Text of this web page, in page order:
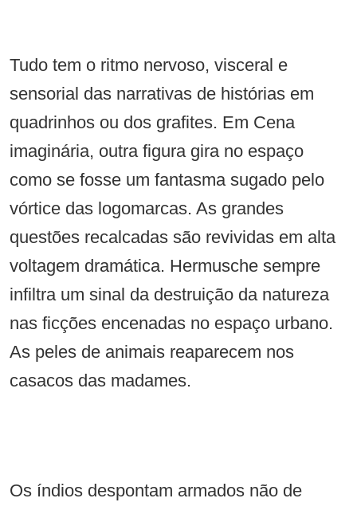
Tudo tem o ritmo nervoso, visceral e
sensorial das narrativas de histórias em
quadrinhos ou dos grafites. Em Cena
imaginária, outra figura gira no espaço
como se fosse um fantasma sugado pelo
vórtice das logomarcas. As grandes
questões recalcadas são revividas em alta
voltagem dramática. Hermusche sempre
infiltra um sinal da destruição da natureza
nas ficções encenadas no espaço urbano.
As peles de animais reaparecem nos
casacos das madames.
Os índios despontam armados não de